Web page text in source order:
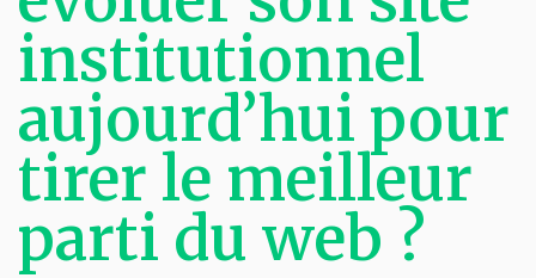
institutionnel
aujourd’hui pour
tirer le meilleur
parti du web ?